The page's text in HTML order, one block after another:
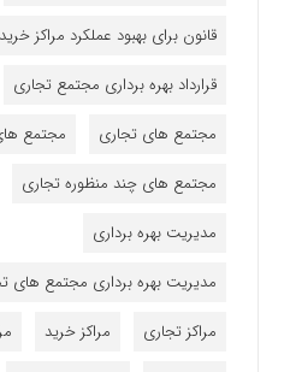
قانون برای بهبود عملکرد مراکز خرید
قرارداد بهره برداری مجتمع تجاری
مجتمع های تجاری
مجتمع
مجتمع های چند منظوره تجاری
مدیریت بهره برداری
مدیریت بهره برداری مجتمع های
مراکز تجاری
مراکز خرید